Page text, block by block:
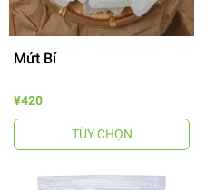
Mứt Bí
¥420
TÙY CHỌN